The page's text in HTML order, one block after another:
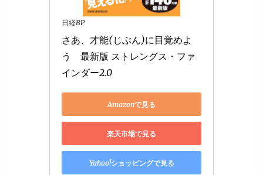
日経BP
さあ、才能(じぶん)に目覚めよ
う　最新版 ストレングス・ファ
インダー2.0
Amazonで見る
楽天市場で見る
Yahoo!ショッピングで見る